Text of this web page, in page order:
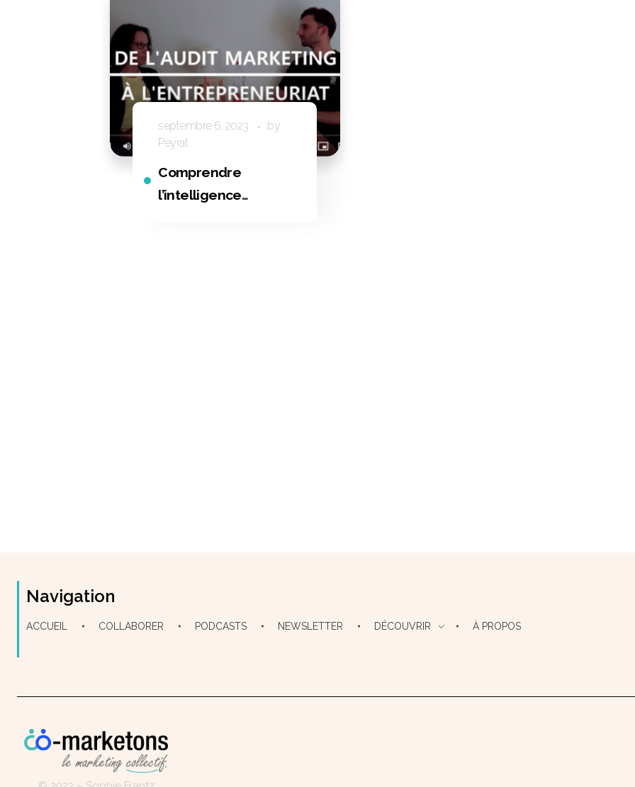
septembre 6, 2023
by
Peyrat
Comprendre
l’intelligence
Navigation
ACCUEIL COLLABORER PODCASTS NEWSLETTER DÉCOUVRIR À PROPOS
Co-marketons